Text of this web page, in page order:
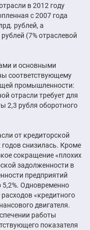
в 2012 году
с 2007 года
рублей, а
(7% отраслевой
и основными
соответствующему
промышленности:
отрасли требует для
2,3 рубля оборотного
от кредиторской
снизилась. Кроме
сокращение «плохих
задолженности в
предприятий
5,2%. Одновременно
«кредитного
двигателя.
работы
показателя